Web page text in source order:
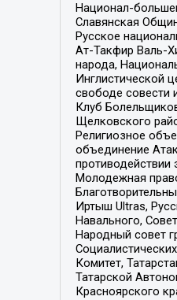
Национал-
Славянская
Русское
Ат-Такфир Валь-
народа,
Инглистической
свободе совести
Клуб
Щелковского
Религиозное
объединение
Молодежная
Иртыш Ultras,
Навального,
Народный совет
Комитет,
Татарской
Красноярского